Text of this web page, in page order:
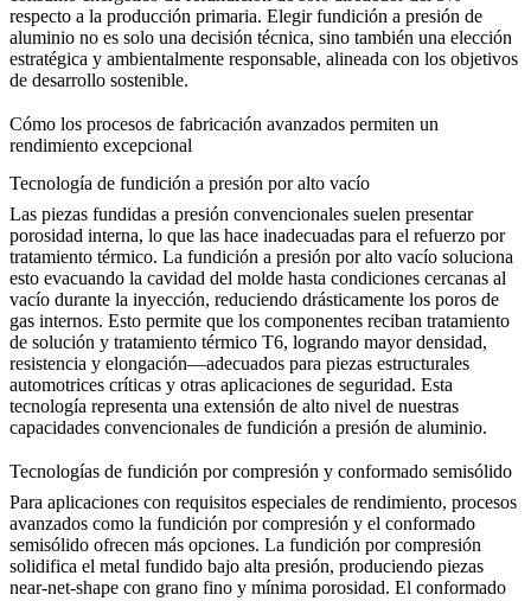
respecto a la producción primaria. Elegir fundición a presión de
aluminio no es solo una decisión técnica, sino también una elección
estratégica y ambientalmente responsable, alineada con los objetivos
de desarrollo sostenible.
Cómo los procesos de fabricación avanzados permiten un
rendimiento excepcional
Tecnología de fundición a presión por alto vacío
Las piezas fundidas a presión convencionales suelen presentar
porosidad interna, lo que las hace inadecuadas para el refuerzo por
tratamiento térmico. La fundición a presión por alto vacío soluciona
esto evacuando la cavidad del molde hasta condiciones cercanas al
vacío durante la inyección, reduciendo drásticamente los poros de
gas internos. Esto permite que los componentes reciban tratamiento
de solución y tratamiento térmico T6, logrando mayor densidad,
resistencia y elongación—adecuados para piezas estructurales
automotrices críticas y otras aplicaciones de seguridad. Esta
tecnología representa una extensión de alto nivel de nuestras
capacidades convencionales de fundición a presión de aluminio.
Tecnologías de fundición por compresión y conformado semisólido
Para aplicaciones con requisitos especiales de rendimiento, procesos
avanzados como la fundición por compresión y el conformado
semisólido ofrecen más opciones. La fundición por compresión
solidifica el metal fundido bajo alta presión, produciendo piezas
near-net-shape con grano fino y mínima porosidad. El conformado